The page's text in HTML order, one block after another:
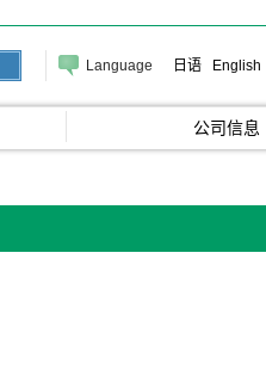
Language 日语 English
公司信息